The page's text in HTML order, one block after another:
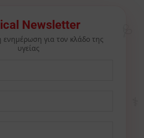
Newsletter
ενημέρωση για τον κλάδο της
υγείας